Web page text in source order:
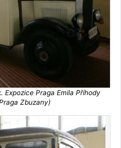
Expozice Praga Emila Příhody
Zbuzany)